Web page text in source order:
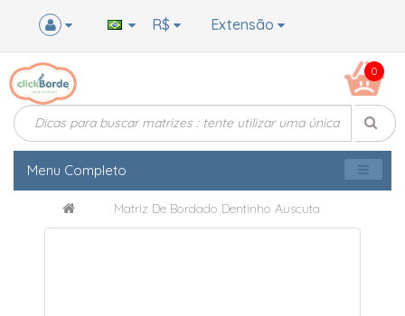
Extensão
R$
0
Menu Completo
Matriz De Bordado Dentinho Auscuta